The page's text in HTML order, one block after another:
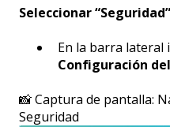
Seleccionar “Seguridad”
En la barra lateral
Configuración
📸 Captura de pantalla:
Seguridad